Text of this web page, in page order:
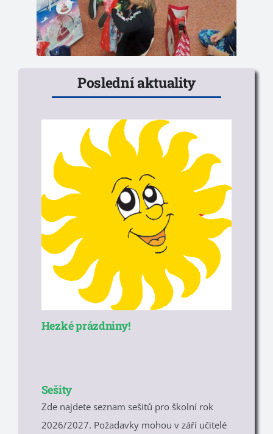
Poslední aktuality
Hezké prázdniny!
Sešity
Zde najdete seznam sešitů pro školní rok
2026/2027. Požadavky mohou v září učitelé